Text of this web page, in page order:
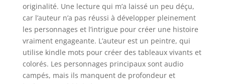
originalité. Une lecture qui m’a laissé un peu déçu,
car l’auteur n’a pas réussi à développer pleinement
les personnages et l’intrigue pour créer une histoire
vraiment engageante. L’auteur est un peintre, qui
utilise kindle mots pour créer des tableaux vivants et
colorés. Les personnages principaux sont audio
campés, mais ils manquent de profondeur et